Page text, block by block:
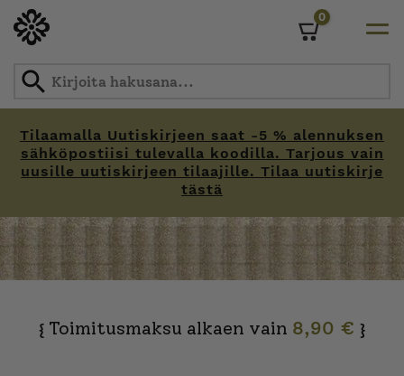
Tilaamalla Uutiskirjeen saat -5 % alennuksen
sähköpostiisi tulevalla koodilla. Tarjous vain
uusille uutiskirjeen tilaajille. Tilaa uutiskirje
tästä
0
{ Toimitusmaksu alkaen vain 8,90 € }